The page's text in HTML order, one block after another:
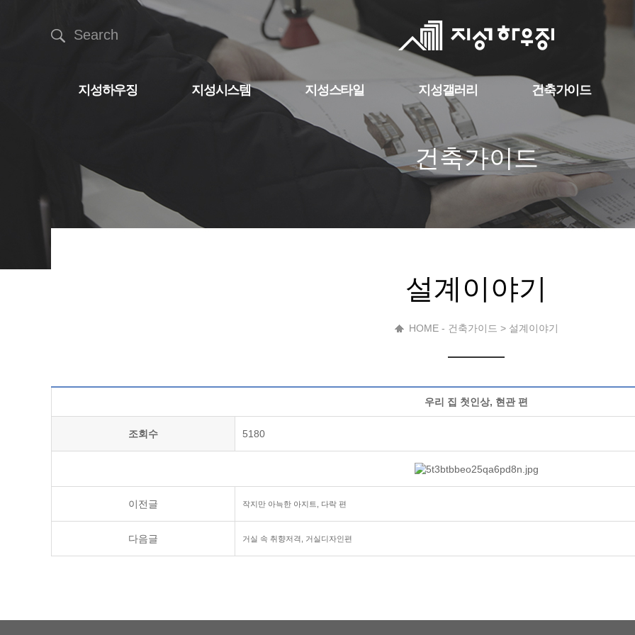
Search
지성하우징 지성시스템 지성스타일 지성갤러리 건축가이드
건축가이드
설계이야기
HOME - 건축가이드 > 설계이야기
우리 집 첫인상, 현관 편
조회수 5180
이전글 작지만 아늑한 아지트, 다락 편
다음글 거실 속 취향저격, 거실디자인편